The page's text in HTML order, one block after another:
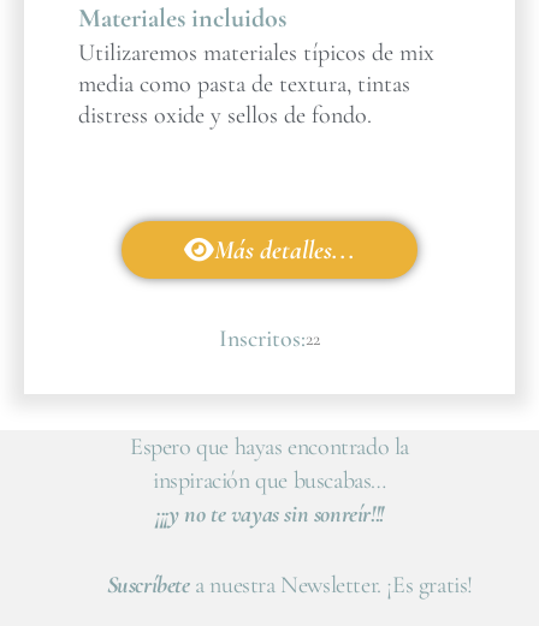
Materiales incluidos
Utilizaremos materiales típicos de mix
media como pasta de textura, tintas
distress oxide y sellos de fondo.
Más detalles...
Inscritos:22
Espero que hayas encontrado la
inspiración que buscabas…
¡¡¡y no te vayas sin sonreír!!!
Suscríbetea nuestra Newsletter. ¡Es gratis!